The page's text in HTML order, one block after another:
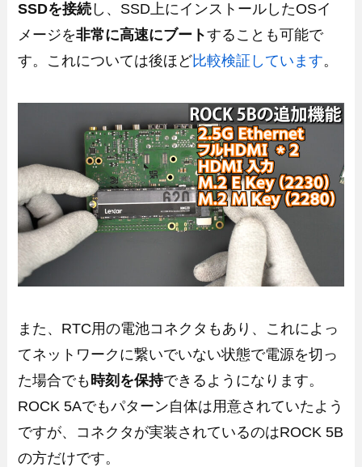
SSDを接続 し、SSD上にインストールしたOSイ
メージを非常に高速にブートすることも可能で
す。これについては後ほど比較検証しています。
また、RTC用の電池コネクタもあり、これによっ
てネットワークに繋いでいない状態で電源を切っ
た場合でも 時刻を保持できるようになります。
ROCK 5Aでもパターン自体は用意されていたよう
ですが、コネクタが実装されているのはROCK 5B
の方だけです。